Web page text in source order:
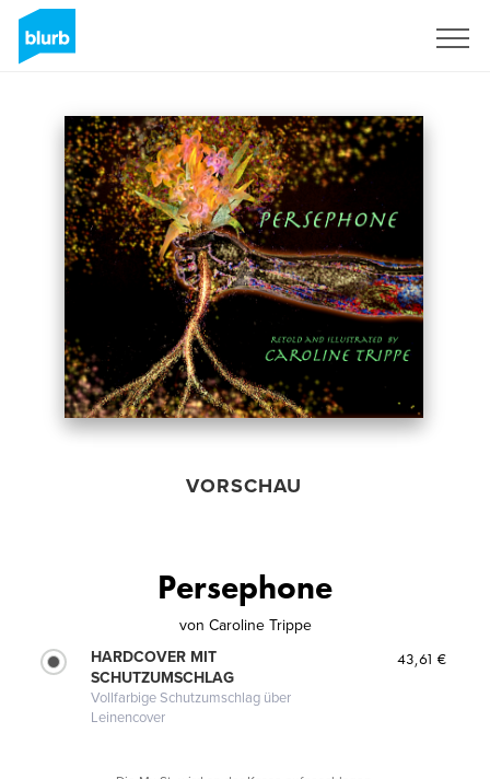
VORSCHAU
Persephone
von Caroline Trippe
HARDCOVER MIT
SCHUTZUMSCHLAG
Vollfarbige Schutzumschlag über
Leinencover
43,61 €